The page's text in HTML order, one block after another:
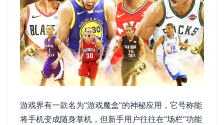
游戏界有一款名为“游戏魔盒”的神秘应用，它号称能
将手机变成随身掌机，但新手用户往往在“场栏”功能